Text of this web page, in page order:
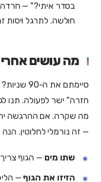
בסדר איתי?" — חרדה
חולשה. לתרגל ויסות
מה עושים אחרי ה-90
סיימתם
חזרה" ישר לפעולה. תנו
מה שקרה. אם ההרגשה
— זה נורמלי לחלוטין.
שתו מים — הגוף
הזיזו את הגוף —